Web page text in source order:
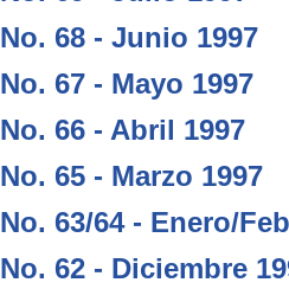
No. 68 - Junio 1997
No. 67 - Mayo 1997
No. 66 - Abril 1997
No. 65 - Marzo 1997
No. 63/64 - Enero/
No. 62 - Diciembre